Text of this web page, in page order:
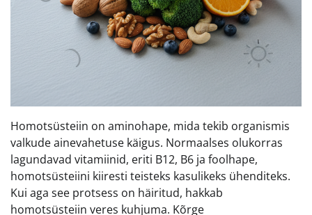
Homotsüsteiin on aminohape, mida tekib organismis
valkude ainevahetuse käigus. Normaalses olukorras
lagundavad vitamiinid, eriti B12, B6 ja foolhape,
homotsüsteiini kiiresti teisteks kasulikeks ühenditeks.
Kui aga see protsess on häiritud, hakkab
homotsüsteiin veres kuhjuma. Kõrge